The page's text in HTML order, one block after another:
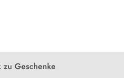
zu Geschenke